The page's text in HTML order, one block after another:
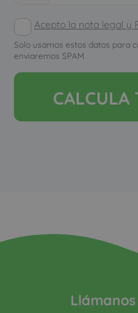
Acepto la nota legal y
Solo usamos estos datos para
enviaremos SPAM
CALCULA